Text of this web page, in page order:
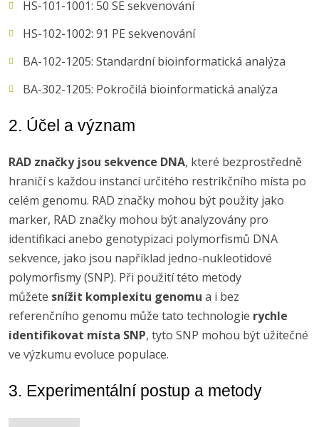
HS-101-1001: 50 SE sekvenování
HS-102-1002: 91 PE sekvenování
BA-102-1205: Standardní bioinformatická analýza
BA-302-1205: Pokročilá bioinformatická analýza
2. Účel a význam
RAD značky jsou sekvence DNA, které bezprostředně
hraničí s každou instancí určitého restrikčního místa po
celém genomu. RAD značky mohou být použity jako
marker, RAD značky mohou být analyzovány pro
identifikaci anebo genotypizaci polymorfismů DNA
sekvence, jako jsou například jedno-nukleotidové
polymorfismy (SNP). Při použití této metody
můžete snížit komplexitu genomu a i bez
referenčního genomu může tato technologie rychle
identifikovat místa SNP, tyto SNP mohou být užitečné
ve výzkumu evoluce populace.
3. Experimentální postup a metody